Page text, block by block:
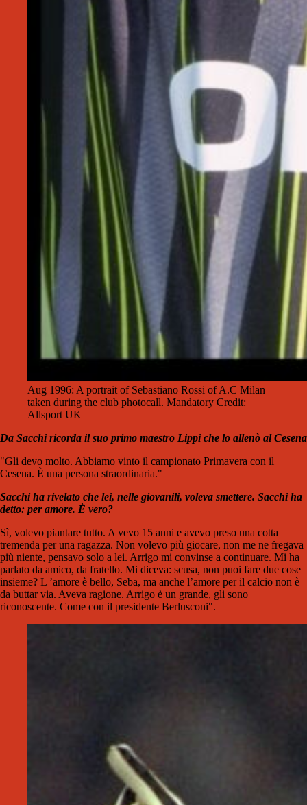
Aug 1996: A portrait of Sebastiano Rossi of A.C Milan
taken during the club photocall. Mandatory Credit:
Allsport UK
Da Sacchi ricorda il suo primo maestro Lippi che lo allenò al Cesena
"Gli devo molto. Abbiamo vinto il campionato Primavera con il
Cesena. È una persona straordinaria."
Sacchi ha rivelato che lei, nelle giovanili, voleva smettere. Sacchi ha
detto: per amore. È vero?
Sì, volevo piantare tutto. A vevo 15 anni e avevo preso una cotta
tremenda per una ragazza. Non volevo più giocare, non me ne fregava
più niente, pensavo solo a lei. Arrigo mi convinse a continuare. Mi ha
parlato da amico, da fratello. Mi diceva: scusa, non puoi fare due cose
insieme? L ’amore è bello, Seba, ma anche l’amore per il calcio non è
da buttarvia. Aveva ragione. Arrigo è un grande, gli sono
riconoscente. Come con il presidente Berlusconi".